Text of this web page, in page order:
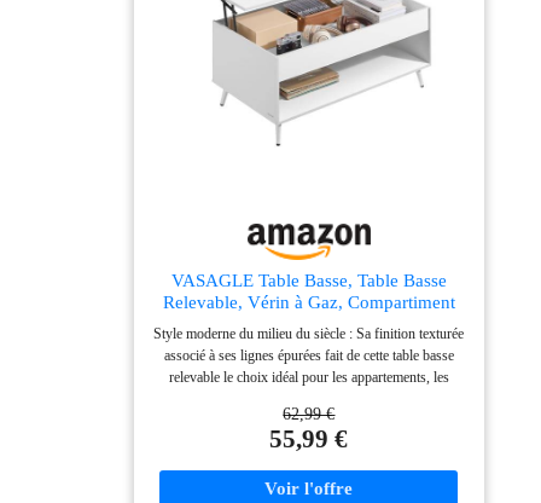
nombreuses années Montage facile : Grâce aux
instructions claires et aux outils fournis, cette table
basse avec rangement se monte en seulement 30
minutes pour une utilisation rapide et sans souci
VASAGLE Table Basse, Table Basse
Relevable, Vérin à Gaz, Compartiment
sous Le Plateau, 1 Compartiment Ouvert,
pour Salon, Bureau, Salle à Manger,
Blanc Neige et Blanc Mat LCT267WE01
Style moderne du milieu du siècle : Sa finition texturée
associé à ses lignes épurées fait de cette table basse
relevable le choix idéal pour les appartements, les
à tous les intérieurs Élévation facile, table polyvalente :
Grâce à son plateau relevable de qualité, la table
fluide et stable. Transformez votre table basse en
62,99 €
55,99 €